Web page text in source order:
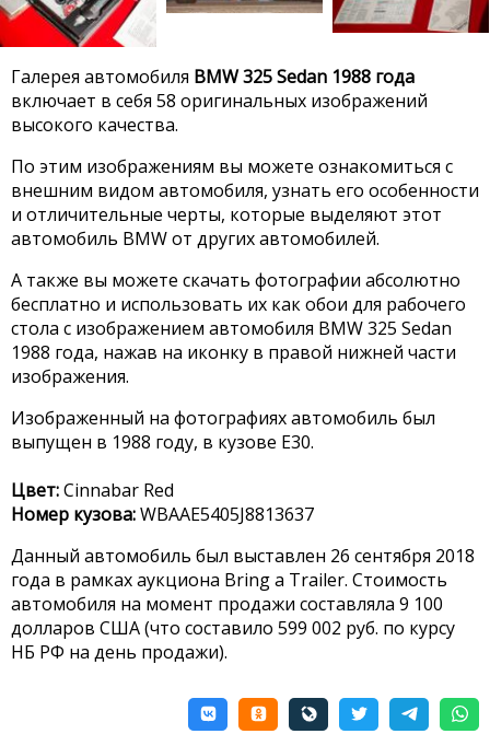
Галерея автомобиля BMW 325 Sedan 1988 года
включает в себя 58 оригинальных изображений
высокого качества.
По этим изображениям вы можете ознакомиться с
внешним видом автомобиля, узнать его особенности
и отличительные черты, которые выделяют этот
автомобиль BMW от других автомобилей.
А также вы можете скачать фотографии абсолютно
бесплатно и использовать их как обои для рабочего
стола с изображением автомобиля BMW 325 Sedan
1988 года, нажав на иконку в правой нижней части
изображения.
Изображенный на фотографиях автомобиль был
выпущен в 1988 году, в кузове E30.
Цвет:Cinnabar Red
Номер кузова:WBAAE5405J8813637
Данный автомобиль был выставлен 26 сентября 2018
года в рамках аукциона Bring a Trailer. Стоимость
автомобиля на момент продажи составляла 9 100
долларов США (что составило 599 002 руб. по курсу
НБ РФ на день продажи).